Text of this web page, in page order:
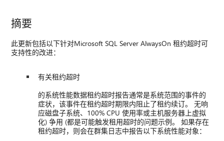
摘要
此更新包括以下针对Microsoft SQL Server AlwaysOn 租约超时可
支持性的改进：
有关租约超时
的系统性能数据租约超时报告通常是系统范围的事件的
症状，该事件在租约超时期限内阻止了租约续订。 无响
应磁盘子系统、100% CPU 使用率或主机服务器上虚拟
化) 争用 (都是可能触发租用超时的问题示例。 如果存在
租约超时，则会在群集日志中报告以下系统性能对象：